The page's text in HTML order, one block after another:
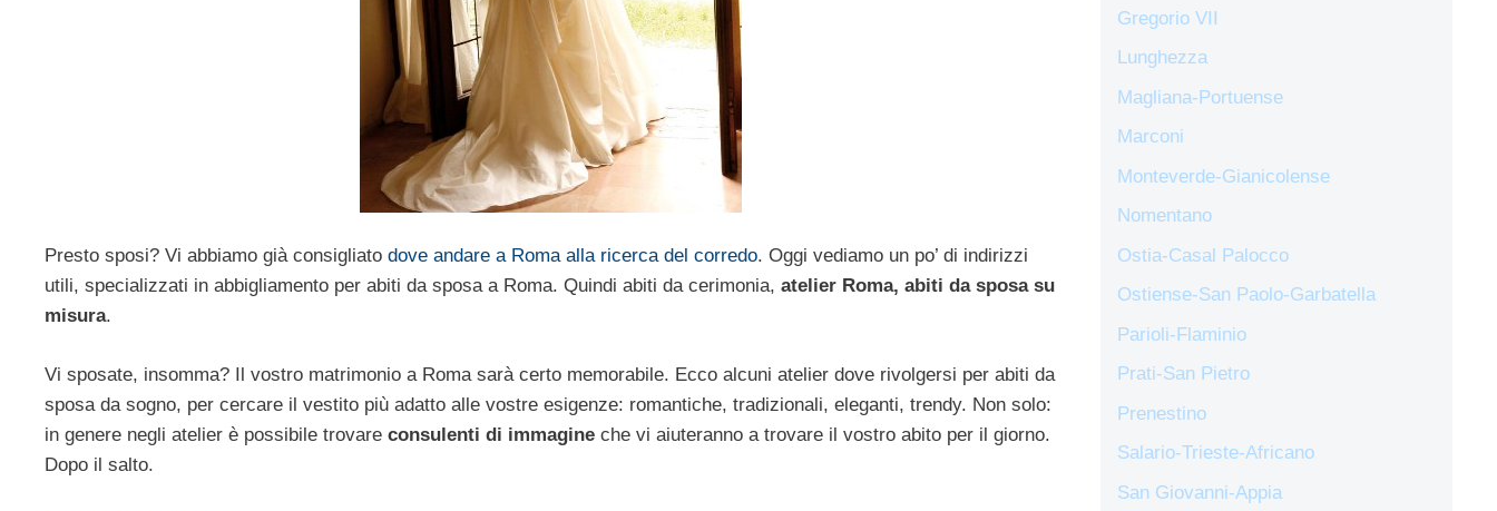
Presto sposi? Vi abbiamo già consigliato dove andare a Roma alla ricerca del corredo. Oggi vediamo un po’ di indirizzi
utili, specializzati in abbigliamento per abiti da sposa a Roma. Quindi abiti da cerimonia, atelier Roma, abiti da sposa su
misura.
Vi sposate, insomma? Il vostro matrimonio a Roma sarà certo memorabile. Ecco alcuni atelier dove rivolgersi per abiti da
sposa da sogno, per cercare il vestito più adatto alle vostre esigenze: romantiche, tradizionali, eleganti, trendy. Non solo:
in genere negli atelier è possibile trovare consulenti di immagine che vi aiuteranno a trovare il vostro abito per il giorno.
Dopo il salto.
Gregorio VII
Lunghezza
Magliana-Portuense
Marconi
Monteverde-Gianicolense
Nomentano
Ostia-Casal Palocco
Ostiense-San Paolo-Garbatella
Parioli-Flaminio
Prati-San Pietro
Prenestino
Salario-Trieste-Africano
San Giovanni-Appia